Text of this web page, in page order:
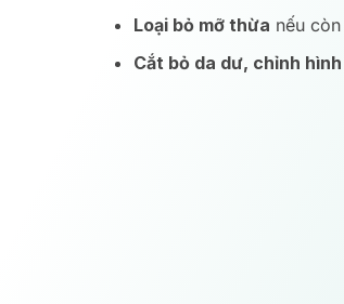
Loại bỏ mỡ thừa nếu
Cắt bỏ da dư, chỉnh